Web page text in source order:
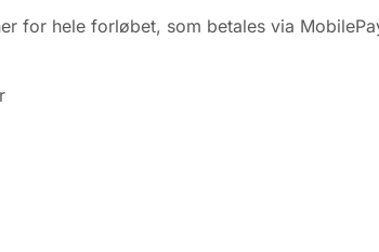
for hele forløbet, som betales via